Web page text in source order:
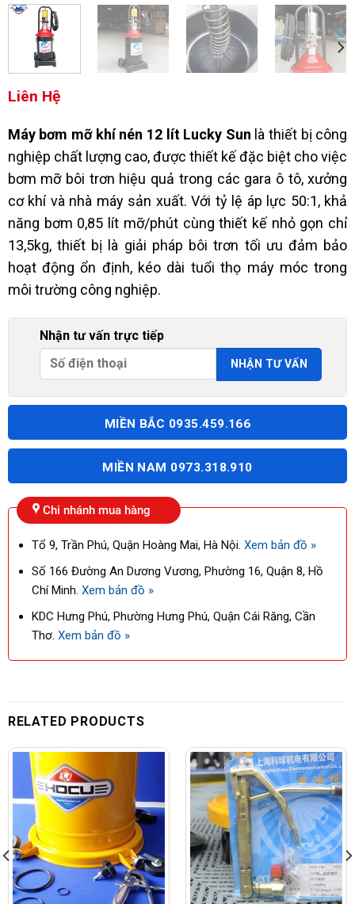
Liên Hệ
Máy bơm mỡ khí nén 12 lít Lucky Sun là thiết bị công
nghiệp chất lượng cao, được thiết kế đặc biệt cho việc
bơm mỡ bôi trơn hiệu quả trong các gara ô tô, xưởng
cơ khí và nhà máy sản xuất. Với tỷ lệ áp lực 50:1, khả
năng bơm 0,85 lít mỡ/phút cùng thiết kế nhỏ gọn chỉ
13,5kg, thiết bị là giải pháp bôi trơn tối ưu đảm bảo
hoạt động ổn định, kéo dài tuổi thọ máy móc trong
môi trường công nghiệp.
Nhận tư vấn trực tiếp
MIỀN BẮC 0935.459.166
MIỀN NAM 0973.318.910
Chi nhánh mua hàng
Tổ 9, Trần Phú, Quận Hoàng Mai, Hà Nội.Xem bản đồ »
Số 166 Đường An Dương Vương, Phường 16, Quận 8, Hồ
Chí Minh.Xem bản đồ »
KDC Hưng Phú, Phường Hưng Phú, Quận Cái Răng, Cần
Thơ.Xem bản đồ »
RELATED PRODUCTS